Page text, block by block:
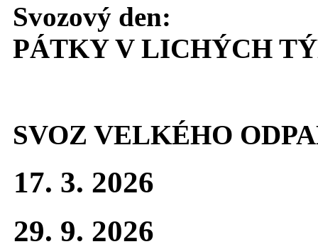
Svozový den:
PÁTKY V LICHÝCH
SVOZ VELKÉHO
17. 3. 2026
29. 9. 2026